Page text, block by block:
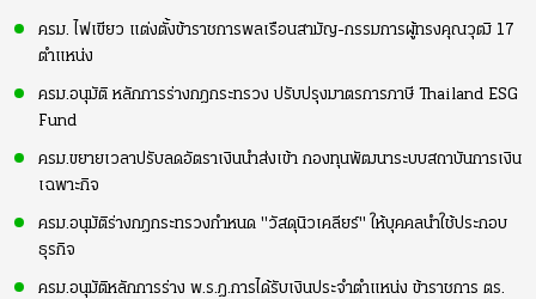
ครม. ไฟเขียว แต่งตั้งข้าราชการพลเรือนสามัญ-กรรมการผู้ทรงคุณวุฒิ 17
ตำแหน่ง
ครม.อนุมัติ หลักการร่างกฎกระทรวง ปรับปรุงมาตรการภาษี Thailand ESG
Fund
ครม.ขยายเวลาปรับลดอัตราเงินนำส่งเข้า กองทุนพัฒนาระบบสถาบันการเงิน
เฉพาะกิจ
ครม.อนุมัติร่างกฎกระทรวงกำหนด "วัสดุนิวเคลียร์" ให้บุคคลนำใช้ประกอบ
ธุรกิจ
ครม.อนุมัติหลักการร่าง พ.ร.ฎ.การได้รับเงินประจำตำแหน่ง ข้าราชการ ตร.